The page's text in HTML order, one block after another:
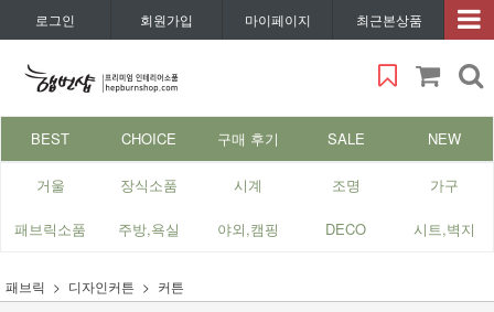
로그인 회원가입 마이페이지 최근본상품
BEST CHOICE 구매 후기 SALE NEW
거울 장식소품 시계 조명 가구
패브릭소품 주방,욕실 야외,캠핑 DECO 시트,벽지
패브릭 디자인커튼 커튼